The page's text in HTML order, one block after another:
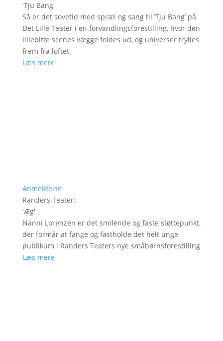
'Tju Bang'
Så er det sovetid med spræl og sang til ’Tju Bang’ på
Det Lille Teater i en forvandlingsforestilling, hvor den
lillebitte scenes vægge foldes ud, og universer trylles
frem fra loftet.
Læs mere
Anmeldelse
Randers Teater:
'Æg'
Nanni Lorenzen er det smilende og faste støttepunkt,
der formår at fange og fastholde det helt unge
publikum i Randers Teaters nye småbørnsforestilling
Læs mere